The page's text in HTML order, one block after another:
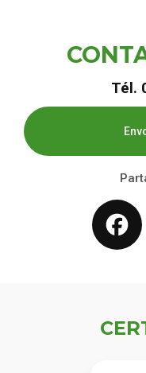
Tél.